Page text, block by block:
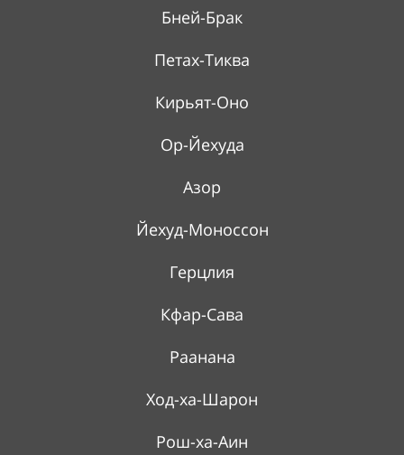
Бней-Брак
Петах-Тиква
Кирьят-Оно
Ор-Йехуда
Азор
Йехуд-Моноссон
Герцлия
Кфар-Сава
Раанана
Ход-ха-Шарон
Рош-ха-Аин